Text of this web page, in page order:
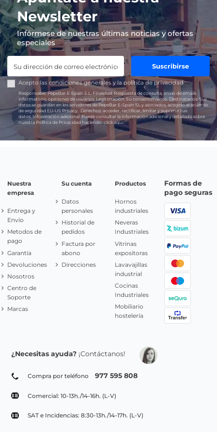
Newsletter
Infórmese de nuestras últimas noticias y ofertas
especiales
Suscribirse
Acepto las condiciones generales y lapolítica de privacidad
Responsable:PepeBar E-Spain S.L. Finalidad: Respuesta de consulta, envío de emails
informativos, opiniones de usuarios. Legitimación: Su consentimiento. Destinatarios:Sus
datos se guardan en los servidores de PepeBar E-Spain SL y asociados, acogido al acuerdo
de seguridad EU-US Privacy. Derechos: acceder, rectificar, limitar y suprimir tus
datos.Información adicional:Puede consultar la información adicional y detallada sobre
nuestra Política de Privacidad haciendoclick aquí.
Nuestra
empresa
Entrega y
Envío
Metodos de
pago
Garantía
Devoluciones
Nosotros
Centro de
Soporte
Marcas
Su cuenta
Datos
personales
Historial de
pedidos
Factura por
abono
Direcciones
Productos
Hornos
industriales
Neveras
Industriales
Vitrinas
expositoras
Lavavajillas
industrial
Cocinas
Industriales
Mobiliario
hostelería
Formas de
pago seguras
¿Necesitas ayuda? ¡Contáctanos!
Compra por teléfono 977 595 808
Comercial: 10-13h./14-16h. (L-V)
SAT e Incidencias: 8:30-13h./14-17h. (L-V)